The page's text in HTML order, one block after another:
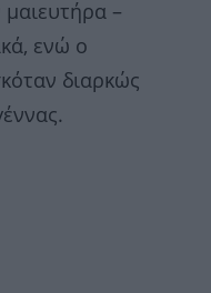
–
ενώ ο
διαρκώς